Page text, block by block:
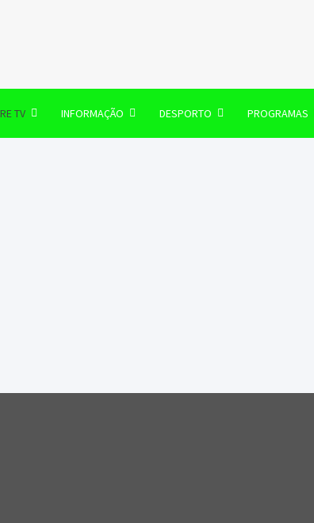
87.7, 106 FM
TV INFORMAÇÃO DESPORTO PROGRAMAS